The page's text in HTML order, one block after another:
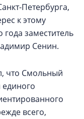
Петербурга,
к этому
года заместитель
Сенин.
что Смольный
единого
всего,